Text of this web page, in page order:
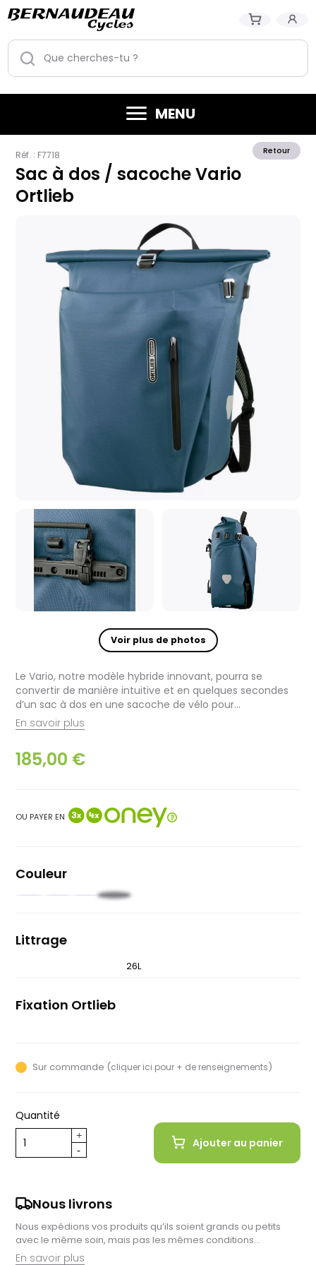
MENU
Retour
Réf. : F7718
Sac à dos / sacoche Vario
Ortlieb
Voir plus de photos
Le Vario, notre modèle hybride innovant, pourra se
convertir de manière intuitive et en quelques secondes
d’un sac à dos en une sacoche de vélo pour...
En savoir plus
185,00 €
OU PAYER EN
Couleur
OrangeBleu
Littrage
26L
Fixation Ortlieb
Sur commande (cliquer ici pour + de renseignements)
Quantité
Ajouter au panier
Nous livrons
Nous expédions vos produits qu’ils soient grands ou petits
avec le même soin, mais pas les mêmes conditions…
En savoir plus